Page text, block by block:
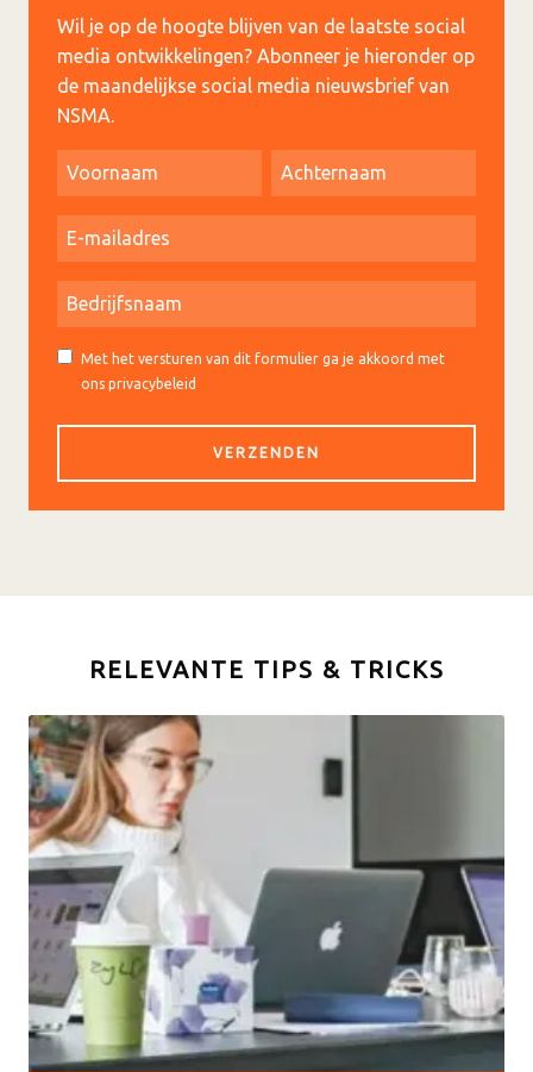
Wil je op de hoogte blijven van de laatste social
media ontwikkelingen? Abonneer je hieronder op
de maandelijkse social media nieuwsbrief van
NSMA.
Met het versturen van dit formulier ga je akkoord met
ons privacybeleid
RELEVANTE TIPS & TRICKS